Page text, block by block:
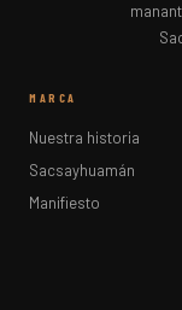
MARCA
Nuestra historia
Sacsayhuamán
Manifiesto